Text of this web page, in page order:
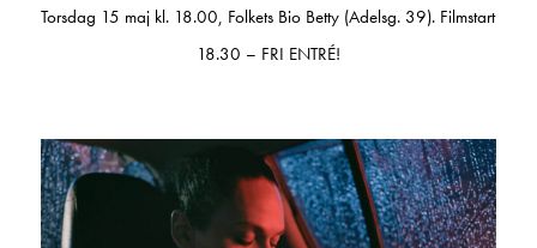
Torsdag 15 maj kl. 18.00, Folkets Bio Betty (Adelsg. 39). Filmstart
18.30 – FRI ENTRÉ!